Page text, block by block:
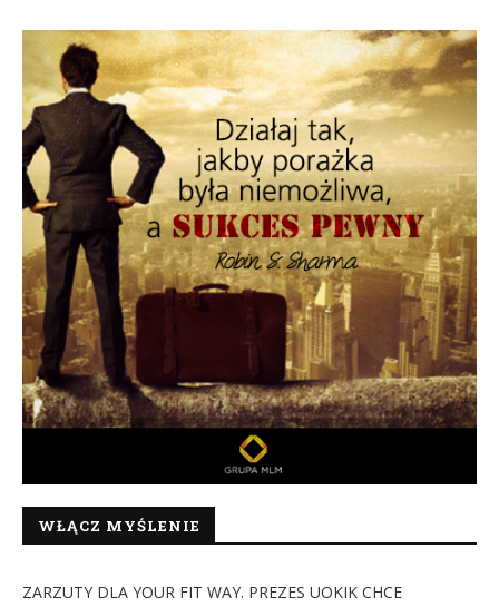
WŁĄCZ MYŚLENIE
ZARZUTY DLA YOUR FIT WAY. PREZES UOKIK CHCE